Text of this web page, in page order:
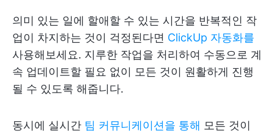
의미 있는 일에 할애할 수 있는 시간을 반복적인 작
업이 차지하는 것이 걱정된다면 ClickUp 자동화를
사용해보세요. 지루한 작업을 처리하여 수동으로 계
속 업데이트할 필요 없이 모든 것이 원활하게 진행
될 수 있도록 해줍니다.
동시에 실시간 팀 커뮤니케이션을 통해 모든 것이